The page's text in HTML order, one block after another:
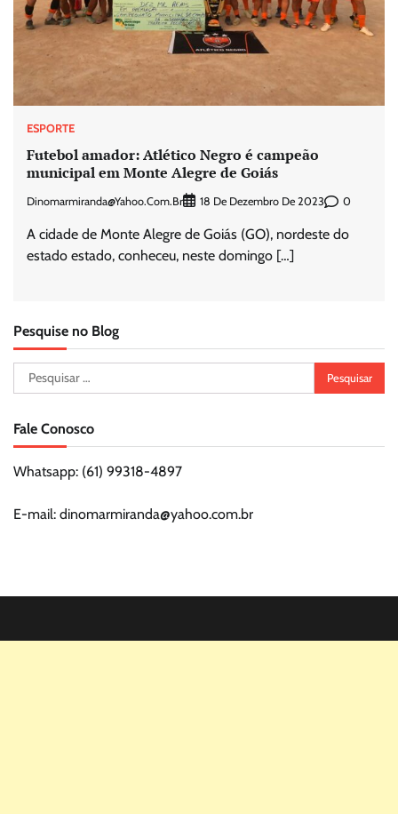
ESPORTE
Futebol amador: Atlético Negro é campeão
municipal em Monte Alegre de Goiás
Dinomarmiranda@yahoo.com.br 18 De Dezembro De 2023 0
A cidade de Monte Alegre de Goiás (GO), nordeste do
estado estado, conheceu, neste domingo […]
Pesquise no Blog
Pesquisar
por:
Fale Conosco
Whatsapp: (61) 99318-4897
E-mail: dinomarmiranda@yahoo.com.br